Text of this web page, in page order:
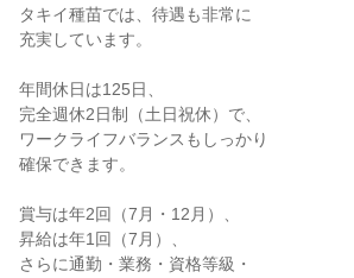
タキイ種苗では、待遇も非常に
充実しています。
年間休日は125日、
完全週休2日制（土日祝休）で、
ワークライフバランスもしっかり
確保できます。
賞与は年2回（7月・12月）、
昇給は年1回（7月）、
さらに通勤・業務・資格等級・